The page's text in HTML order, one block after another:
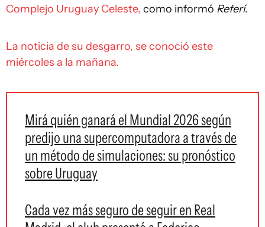
Complejo Uruguay Celeste, como informó Referí.
La noticia de su desgarro, se conoció este
miércoles a la mañana.
Mirá quién ganará el Mundial 2026 según
predijo una supercomputadora a través de
un método de simulaciones: su pronóstico
sobre Uruguay
Cada vez más seguro de seguir en Real